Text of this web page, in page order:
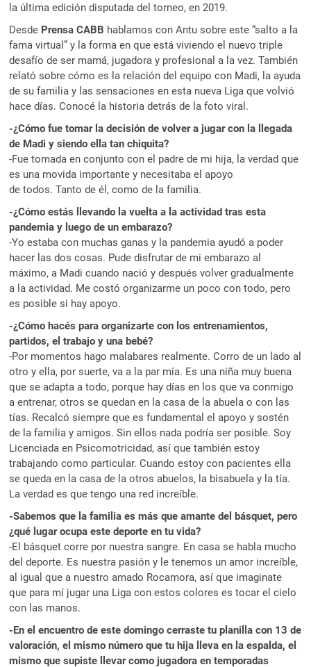
la última edición disputada del torneo, en 2019.
Desde Prensa CABB hablamos con Antu sobre este “salto a la
fama virtual” y la forma en que está viviendo el nuevo triple
desafío de ser mamá, jugadora y profesional a la vez. También
relató sobre cómo es la relación del equipo con Madi, la ayuda
de su familia y las sensaciones en esta nueva Liga que volvió
hace días. Conocé la historia detrás de la foto viral.
-¿Cómo fue tomar la decisión de volver a jugar con la llegada
de Madi y siendo ella tan chiquita?
-Fue tomada en conjunto con el padre de mi hija, la verdad que
es una movida importante y necesitaba el apoyo
de todos. Tanto de él, como de la familia.
-¿Cómo estás llevando la vuelta a la actividad tras esta
pandemia y luego de un embarazo?
-Yo estaba con muchas ganas y la pandemia ayudó a poder
hacer las dos cosas. Pude disfrutar de mi embarazo al
máximo, a Madi cuando nació y después volver gradualmente
a la actividad. Me costó organizarme un poco con todo, pero
es posible si hay apoyo.
-¿Cómo hacés para organizarte con los entrenamientos,
partidos, el trabajo y una bebé?
-Por momentos hago malabares realmente. Corro de un lado al
otro y ella, por suerte, va a la par mía. Es una niña muy buena
que se adapta a todo, porque hay días en los que va conmigo
a entrenar, otros se quedan en la casa de la abuela o con las
tías. Recalcó siempre que es fundamental el apoyo y sostén
de la familia y amigos. Sin ellos nada podría ser posible. Soy
Licenciada en Psicomotricidad, así que también estoy
trabajando como particular. Cuando estoy con pacientes ella
se queda en la casa de la otros abuelos, la bisabuela y la tía.
La verdad es que tengo una red increíble.
-Sabemos que la familia es más que amante del básquet, pero
¿qué lugar ocupa este deporte en tu vida?
-El básquet corre por nuestra sangre. En casa se habla mucho
del deporte. Es nuestra pasión y le tenemos un amor increíble,
al igual que a nuestro amado Rocamora, así que imaginate
que para mí jugar una Liga con estos colores es tocar el cielo
con las manos.
-En el encuentro de este domingo cerraste tu planilla con 13 de
valoración, el mismo número que tu hija lleva en la espalda, el
mismo que supiste llevar como jugadora en temporadas